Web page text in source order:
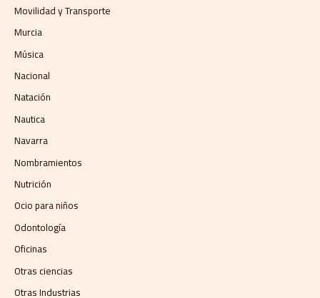
Movilidad y Transporte
Murcia
Música
Nacional
Natación
Nautica
Navarra
Nombramientos
Nutrición
Ocio para niños
Odontología
Oficinas
Otras ciencias
Otras Industrias